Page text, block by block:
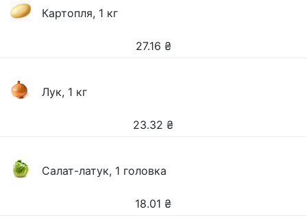
Картопля, 1 кг
27.16 ₴
Лук, 1 кг
23.32 ₴
Салат-латук, 1 головка
18.01 ₴